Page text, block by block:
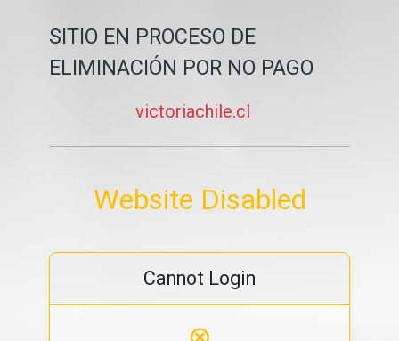
SITIO EN PROCESO DE
ELIMINACIÓN POR NO PAGO
victoriachile.cl
Website Disabled
Cannot Login